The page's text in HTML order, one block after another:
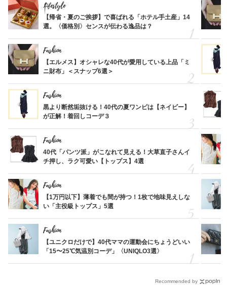
Lifestyle
【帰省・夏のご挨拶】で喜ばれる「ホテル手土産」14
選。〈価格別〉センスが伝わる逸品は？
Fashion
【エルメス】オシャレな40代が愛用している上品「ミ
ニ財布」＜スナップ6選＞
Fashion
黒より断然垢抜ける！40代の夏ワンピは【ネイビー】
が正解！着回しコーデ３
Fashion
40代「パンツ派」がこなれて見える！大草直子さんイ
チ押し、ラク可愛い【トップス】4選
Fashion
【1万円以下】薄着でも間が持つ！1枚で地味見えしな
い「主役級トップス」5選
Fashion
【ユニクロだけで】40代ママの運動会にちょうどいい
「15〜25℃気温別コーデ」〈UNIQLO3選〉
Recommended by